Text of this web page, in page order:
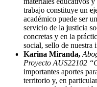
trabajo constituye un
académico puede ser
servicio de la justicia
concretas y en la
social, sello de nuestra
Karina Miranda,
Proyecto AUS22102
importantes aportes
territorio y, en